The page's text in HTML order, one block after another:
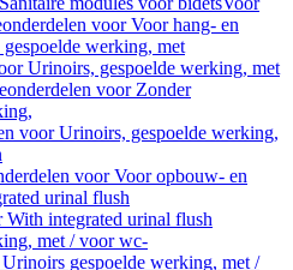
voor Voor hang- en
werking, met
Urinoirs, gespoelde werking, met
voor Zonder
voor Urinoirs, gespoelde werking,
voor Voor opbouw- en
urinal flush
With integrated urinal flush
met / voor wc-
gespoelde werking, met /